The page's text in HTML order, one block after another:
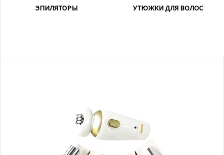
ЭПИЛЯТОРЫ УТЮЖКИ ДЛЯ ВОЛОС